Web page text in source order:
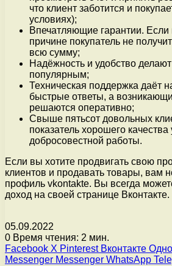
что клиент заботится и
условиях);
Впечатляющие гарантии. Если
причине покупатель не
всю сумму;
Надёжность и удобство
популярным;
Техническая поддержка даёт
быстрые ответы, а
решаются оперативно;
Свыше пятьсот довольных
показатель хорошего
добросовестной работы.
Если вы хотите продвигать свою
клиентов и продавать товары, вам
профиль vkontakte. Вы всегда
доход на своей странице Вконтакте.
05.09.2022
0 Время чтения: 2 мин.
Facebook X Pinterest Вконтакте
Messenger Messenger WhatsApp